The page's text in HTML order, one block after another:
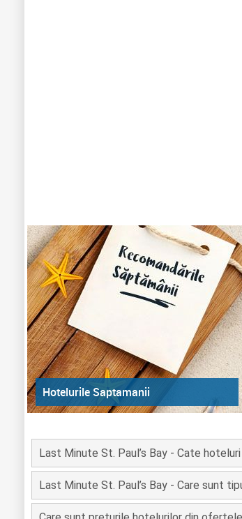
Hotelurile Saptamanii
Last Minute St. Paul’s Bay - Cate
Last Minute St. Paul’s Bay - Care sunt